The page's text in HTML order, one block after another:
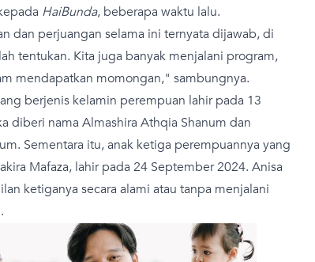
HaiBunda, beberapa waktu lalu.
dan perjuangan selama ini ternyata dijawab, di
tentukan. Kita juga banyak menjalani program,
mendapatkan momongan," sambungnya.
berjenis kelamin perempuan lahir pada 13
diberi nama Almashira Athqia Shanum dan
Sementara itu, anak ketiga perempuannya yang
Mafaza, lahir pada 24 September 2024. Anisa
ketiganya secara alami atau tanpa menjalani